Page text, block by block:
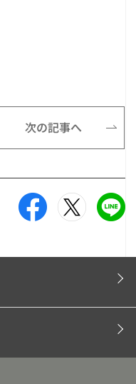
次の記事へ